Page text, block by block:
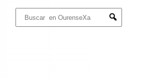
Submit